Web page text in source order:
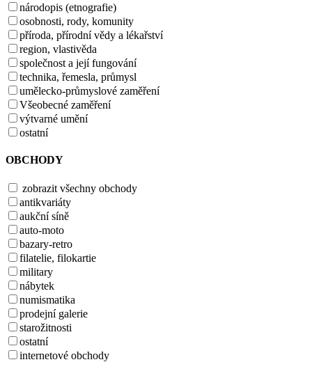
národopis (etnografie)
osobnosti, rody, komunity
příroda, přírodní vědy a lékařství
region, vlastivěda
společnost a její fungování
technika, řemesla, průmysl
umělecko-průmyslové zaměření
Všeobecné zaměření
výtvarné umění
ostatní
OBCHODY
zobrazit všechny obchody
antikvariáty
aukční síně
auto-moto
bazary-retro
filatelie, filokartie
military
nábytek
numismatika
prodejní galerie
starožitnosti
ostatní
internetové obchody